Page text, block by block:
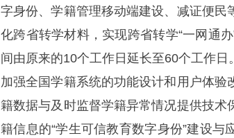
字身份、学籍管理移动端建设、减证便
化跨省转学材料，实现跨省转学“一网通
间由原来的10个工作日延长至60个工作
加强全国学籍系统的功能设计和用户体
籍数据与及时监督学籍异常情况提供技
籍信息的“学生可信教育数字身份”建设